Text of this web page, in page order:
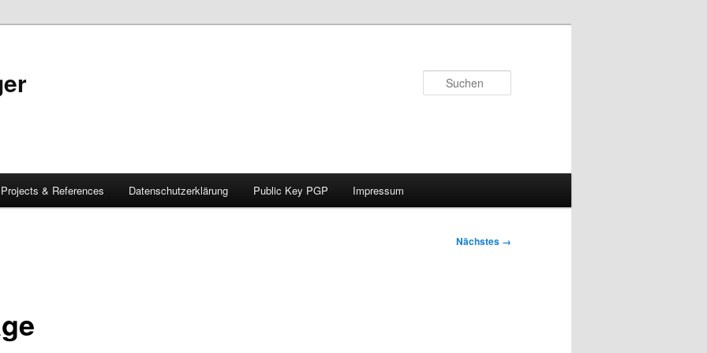
Projects & References Datenschutzerklärung Public Key PGP Impressum
Nächstes →